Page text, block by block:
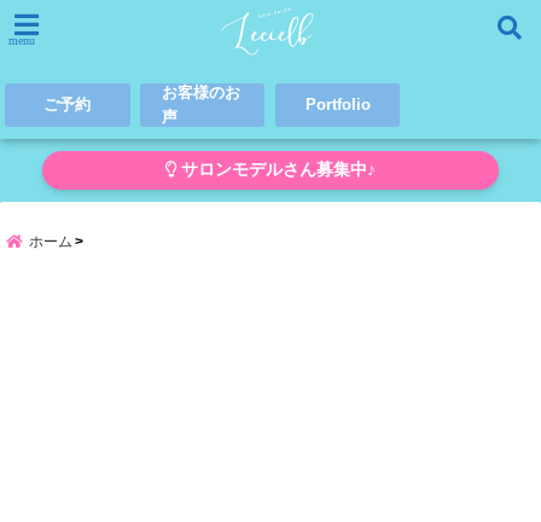
menu
ご予約
お客様のお
声
Portfolio
サロンモデルさん募集中♪
ホーム